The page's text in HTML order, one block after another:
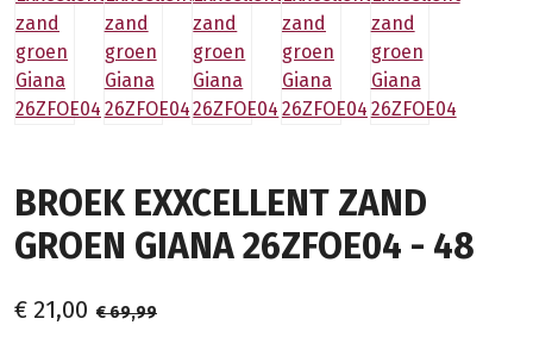
BROEK EXXCELLENT ZAND
GROEN GIANA 26ZFOE04 - 48
€ 21,00 € 69,99